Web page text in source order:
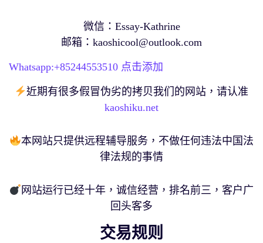
微信：Essay-Kathrine
邮箱： kaoshicool@outlook.com
Whatsapp:+85244553510 点击添加
近期有很多假冒伪劣的拷贝我们的网站，请认准
kaoshiku.net
本网站只提供远程辅导服务，不做任何违法中国法
律法规的事情
网站运行已经十年，诚信经营，排名前三，客户广
回头客多
交易规则